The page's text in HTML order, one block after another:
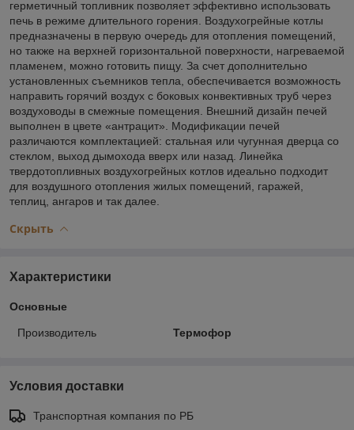
герметичный топливник позволяет эффективно использовать
печь в режиме длительного горения. Воздухогрейные котлы
предназначены в первую очередь для отопления помещений,
но также на верхней горизонтальной поверхности, нагреваемой
пламенем, можно готовить пищу. За счет дополнительно
установленных съемников тепла, обеспечивается возможность
направить горячий воздух с боковых конвективных труб через
воздуховоды в смежные помещения. Внешний дизайн печей
выполнен в цвете «антрацит». Модификации печей
различаются комплектацией: стальная или чугунная дверца со
стеклом, выход дымохода вверх или назад. Линейка
твердотопливных воздухогрейных котлов идеально подходит
для воздушного отопления жилых помещений, гаражей,
теплиц, ангаров и так далее.
Скрыть
Характеристики
Основные
Производитель Термофор
Условия доставки
Транспортная компания по РБ